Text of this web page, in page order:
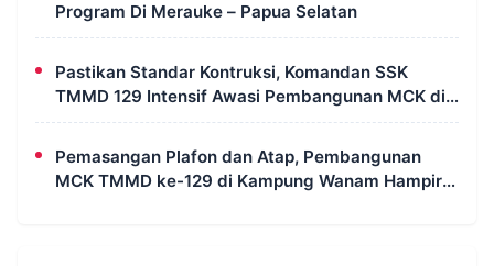
Program Di Merauke – Papua Selatan
Pastikan Standar Kontruksi, Komandan SSK
TMMD 129 Intensif Awasi Pembangunan MCK di
Wanam
Pemasangan Plafon dan Atap, Pembangunan
MCK TMMD ke-129 di Kampung Wanam Hampir